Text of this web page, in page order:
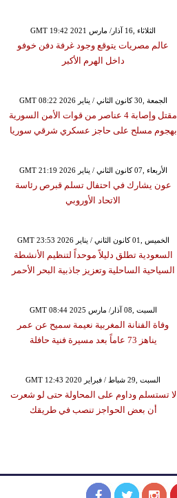
GMT 19:42 2021 الثلاثاء ,16 آذار/ مارس
عالم مصريات يتوقع وجود غرفة دفن خوفو
داخل الهرم الأكبر
GMT 08:22 2026 الجمعة ,30 كانون الثاني / يناير
مقتل وإصابة 4 عناصر من قوات الأمن السورية
بهجوم مسلح على حاجز عسكري شرقي سوريا
GMT 21:19 2026 الأربعاء ,07 كانون الثاني / يناير
عون يشارك في احتفال تسلم قبرص رئاسة
الاتحاد الأوروبي
GMT 23:53 2026 الخميس ,01 كانون الثاني / يناير
السعودية تطلق دليلاً موحداً لتنظيم الأنشطة
السياحية الساحلية وتعزيز جاذبية البحر الأحمر
GMT 08:44 2025 السبت ,08 آذار/ مارس
وفاة الفنانة المغربية نعيمة سميح عن عمر
يناهز 73 عاماً بعد مسيرة فنية حافلة
GMT 12:43 2020 السبت ,29 شباط / فبراير
لا تستسلم وداوم على المحاولة حتى لو شعرت
أن بعض الحواجز تنصب في طريقك